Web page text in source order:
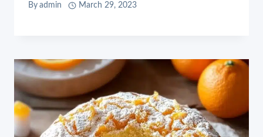
By admin March 29, 2023